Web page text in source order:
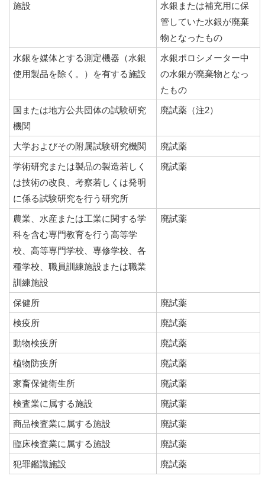
施設
水銀または補充用に保
管していた水銀が廃棄
物となったもの
水銀を媒体とする測定機器（水銀
使用製品を除く。）を有する施設
水銀ポロシメーター中
の水銀が廃棄物となっ
たもの
国または地方公共団体の試験研究
機関
廃試薬（注2）
大学およびその附属試験研究機関
廃試薬
学術研究または製品の製造若しく
は技術の改良、考察若しくは発明
に係る試験研究を行う研究所
廃試薬
農業、水産または工業に関する学
科を含む専門教育を行う高等学
校、高等専門学校、専修学校、各
種学校、職員訓練施設または職業
訓練施設
廃試薬
保健所
廃試薬
検疫所
廃試薬
動物検疫所
廃試薬
植物防疫所
廃試薬
家畜保健衛生所
廃試薬
検査業に属する施設
廃試薬
商品検査業に属する施設
廃試薬
臨床検査業に属する施設
廃試薬
犯罪鑑識施設
廃試薬